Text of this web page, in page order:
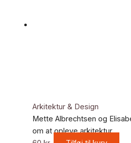
Arkitektur & Design
Mette Albrechtsen og
om at opleve arkitektur